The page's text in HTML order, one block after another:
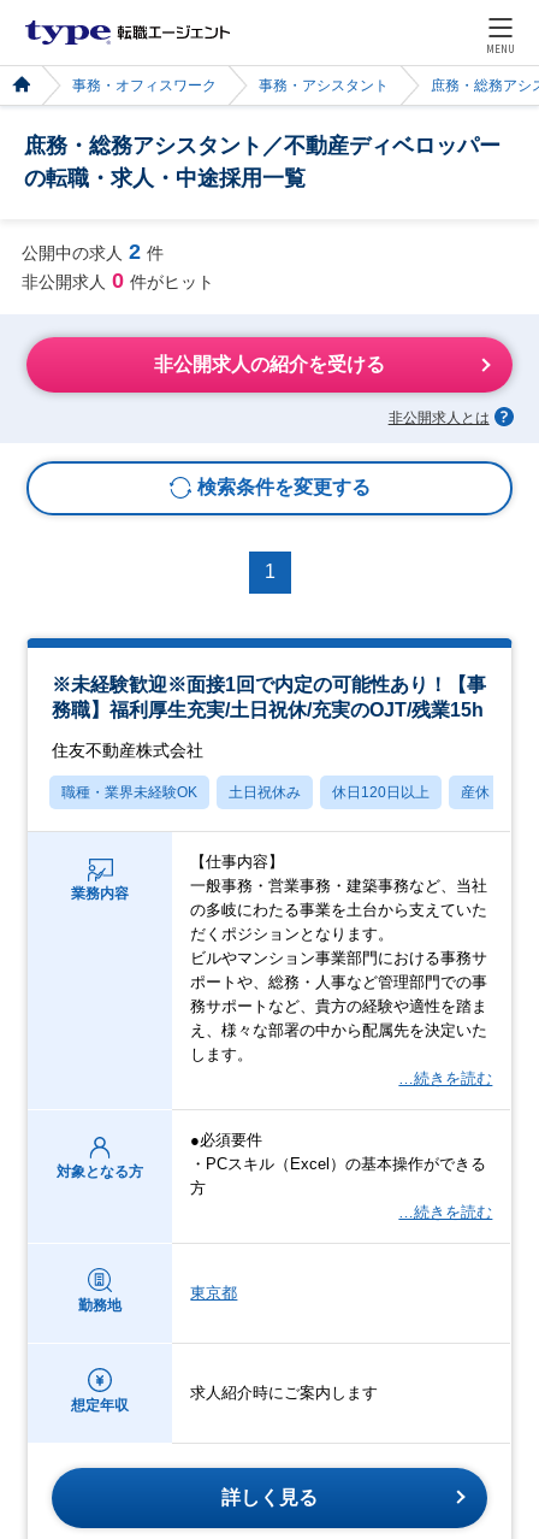
MENU
事務・オフィスワーク 事務・アシスタント 庶務・総務アシ
庶務・総務アシスタント／不動産ディベロッパー
の転職・求人・中途採用一覧
公開中の求人 2 件
非公開求人 0 件がヒット
非公開求人の紹介を受ける
非公開求人とは
検索条件を変更する
1
※未経験歓迎※面接1回で内定の可能性あり！【事
務職】福利厚生充実/土日祝休/充実のOJT/残業15h
住友不動産株式会社
職種・業界未経験OK 土日祝休み 休日120日以上 産休・育休
業務内容
【仕事内容】
一般事務・営業事務・建築事務など、当社
の多岐にわたる事業を土台から支えていた
だくポジションとなります。
ビルやマンション事業部門における事務サ
ポートや、総務・人事など管理部門での事
務サポートなど、貴方の経験や適性を踏ま
え、様々な部署の中から配属先を決定いた
します。
…続きを読む
対象となる方
●必須要件
・PCスキル（Excel）の基本操作ができる
方
…続きを読む
勤務地
東京都
想定年収
求人紹介時にご案内します
詳しく見る